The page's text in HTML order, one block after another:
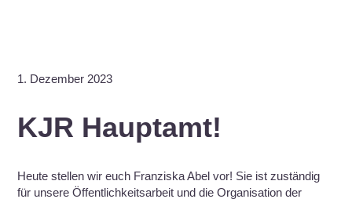
1. Dezember 2023
KJR Hauptamt!
Heute stellen wir euch Franziska Abel vor! Sie ist zuständig
für unsere Öffentlichkeitsarbeit und die Organisation der